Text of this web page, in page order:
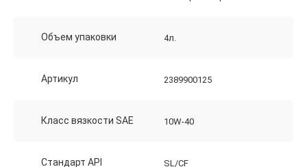
Объем упаковки 4л.
Артикул 2389900125
Класс вязкости SAE 10W-40
Стандарт API SL/CF